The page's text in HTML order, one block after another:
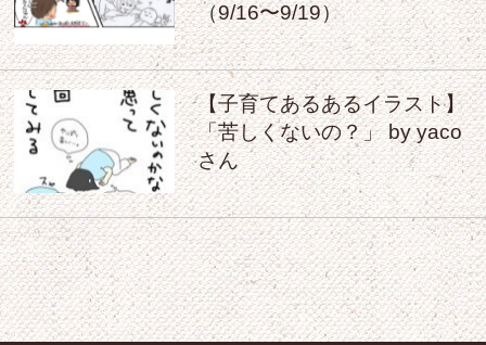
（9/16〜9/19）
【子育てあるあるイラスト】
「苦しくないの？」 by yaco
さん